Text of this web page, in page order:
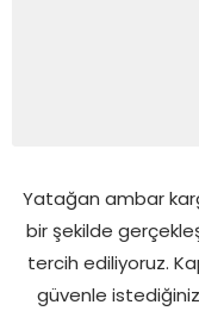
Yatağan ambar
bir şekilde
tercih ediliyoruz.
güvenle istediğiniz